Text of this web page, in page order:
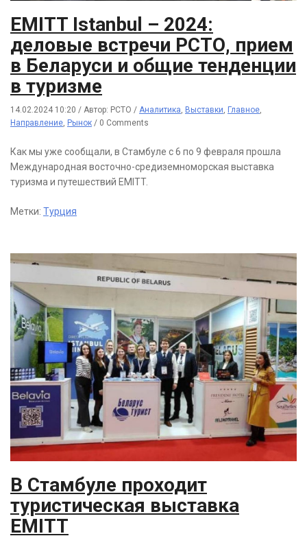
EMITT Istanbul – 2024:
деловые встречи РСТО, прием
в Беларуси и общие тенденции
в туризме
14.02.2024 10:20 / Автор: РСТО / Аналитика, Выставки, Главное,
Направление, Рынок / 0 Comments
Как мы уже сообщали, в Стамбуле с 6 по 9 февраля прошла
Международная восточно-средиземноморская выставка
туризма и путешествий EMITT.
Метки: Турция
В Стамбуле проходит
туристическая выставка
EMITT